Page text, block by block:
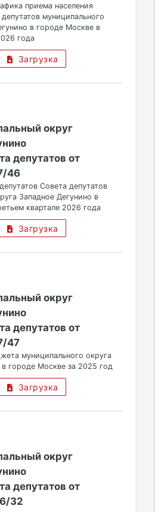
приема населения
муниципального
в городе Москве в
года
Загрузка
округ
депутатов от
46
Совета депутатов
Западное Дегунино в
квартале 2026 года
Загрузка
округ
депутатов от
47
муниципального округа
в городе Москве за 2025 год
Загрузка
округ
депутатов от
32